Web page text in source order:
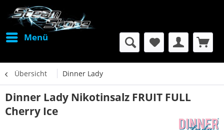
Menü
Übersicht Dinner Lady
Dinner Lady Nikotinsalz FRUIT FULL
Cherry Ice